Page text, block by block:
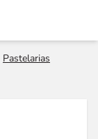
Pastelarias